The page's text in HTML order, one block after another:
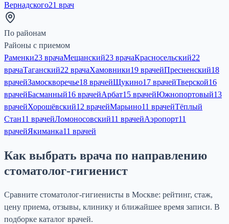
Вернадского21 врач
По районам
Районы с приемом
Раменки23 врачаМещанский23 врачаКрасносельский22
врачаТаганский22 врачаХамовники19 врачейПресненский18
врачейЗамоскворечье18 врачейЩукино17 врачейТверской16
врачейБасманный16 врачейАрбат15 врачейЮжнопортовый13
врачейХорошёвский12 врачейМарьино11 врачейТёплый
Стан11 врачейЛомоносовский11 врачейАэропорт11
врачейЯкиманка11 врачей
Как выбрать врача по направлению
стоматолог-гигиенист
Сравните стоматолог-гигиенисты в Москве: рейтинг, стаж,
цену приема, отзывы, клинику и ближайшее время записи. В
подборке каталог врачей.